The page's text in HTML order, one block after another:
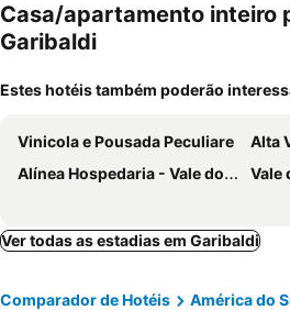
Casa/apartamento inteiro
Garibaldi
Estes hotéis também poderão
Vinicola e Pousada Peculiare
Alta
Alínea Hospedaria - Vale dos Vinhedos
Vale
Ver todas as estadias em Garibaldi
Comparador de Hotéis América do